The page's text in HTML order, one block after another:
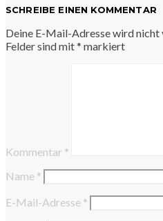
SCHREIBE EINEN KOMMENTAR
Deine E-Mail-Adresse wird
Felder sind mit* markiert
Kommentar *
Name *
E-Mail-Adresse *